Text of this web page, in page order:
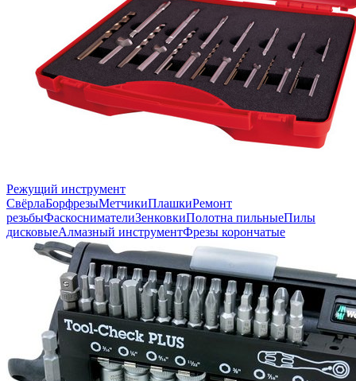
Режущий инструмент
СвёрлаБорфрезыМетчикиПлашкиРемонт
резьбыФаскоснимателиЗенковкиПолотна пильныеПилы
дисковыеАлмазный инструментФрезы корончатые